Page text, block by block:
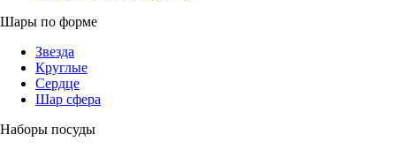
Шары по форме
Звезда
Круглые
Сердце
Шар сфера
Наборы посуды